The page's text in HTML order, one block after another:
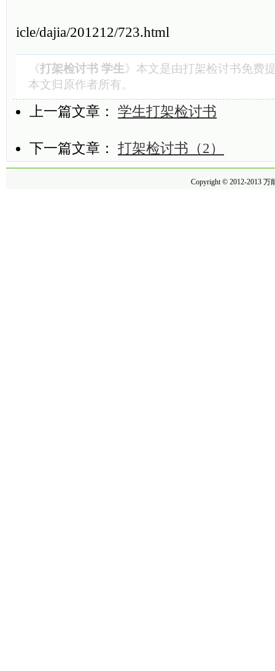
icle/dajia/201212/723.html
《打架检讨书 学生》本文是由打架检讨书免费
本文归原作者所有。
上一篇文章： 学生打架检讨书
下一篇文章： 打架检讨书（2）
Copyright © 2012-2013 万